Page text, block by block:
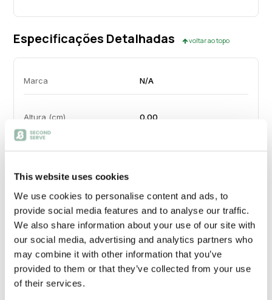
This website uses cookies
We use cookies to personalise content and ads, to
provide social media features and to analyse our traffic.
We also share information about your use of our site with
our social media, advertising and analytics partners who
may combine it with other information that you’ve
provided to them or that they’ve collected from your use
of their services.
Especificações Detalhadas voltar ao topo
Marca N/A
Altura (cm) 0.00
Largura (cm) 160.00
Profundidade (cm)
Comprimento (cm) 200.00
Peso